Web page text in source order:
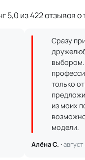
5,0 из 422 отзывов о
Сразу
выбором.
только
из моих
модели.
Алёна С. ·